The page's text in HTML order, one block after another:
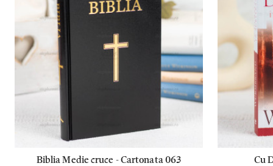
Biblia Medie cruce - Cartonata 063
Cu